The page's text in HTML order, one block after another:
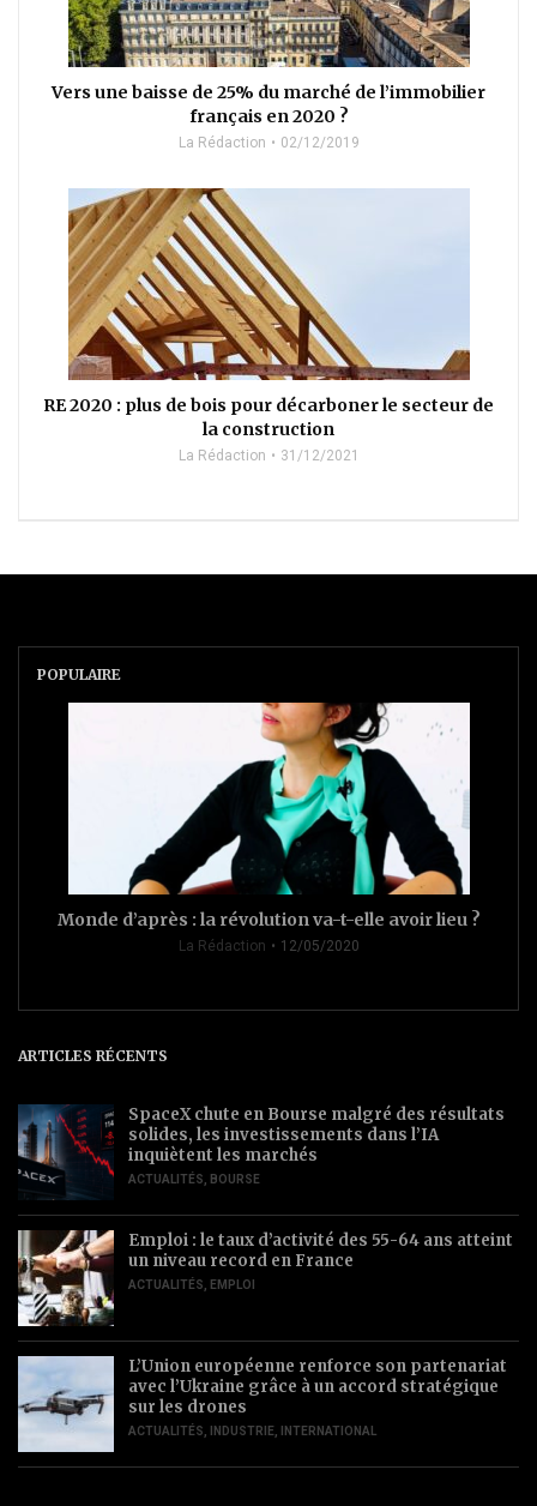
Vers une baisse de 25% du marché de l’immobilier
français en 2020 ?
La Rédaction 02/12/2019
RE 2020 : plus de bois pour décarboner le secteur de
la construction
La Rédaction 31/12/2021
POPULAIRE
Monde d’après : la révolution va-t-elle avoir lieu ?
La Rédaction 12/05/2020
ARTICLES RÉCENTS
SpaceX chute en Bourse malgré des résultats
solides, les investissements dans l’IA
inquiètent les marchés
ACTUALITÉS BOURSE
Emploi : le taux d’activité des 55-64 ans atteint
un niveau record en France
ACTUALITÉS EMPLOI
L’Union européenne renforce son partenariat
avec l’Ukraine grâce à un accord stratégique
sur les drones
ACTUALITÉS INDUSTRIE INTERNATIONAL